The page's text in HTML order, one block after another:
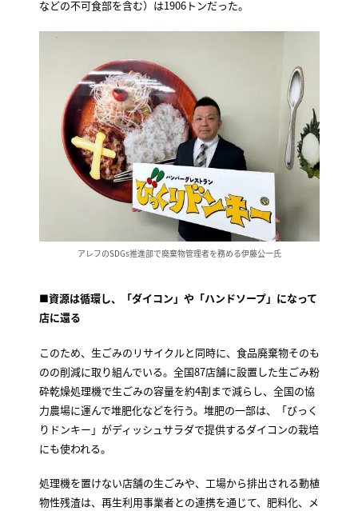
などの不可食部を含む）は1906トンだった。
アレフのSDGs推進部で廃棄物管理者を務める伊藤公一氏
■資源は循環し、「ダイコン」や「ハンドソープ」になって
店に還る
このため、生ごみのリサイクルと同時に、食品廃棄物そのも
のの削減に取り組んでいる。全国87店舗に設置した生ごみ粉
砕乾燥処理機で生ごみの容量を約4割まで減らし、全国の協
力農場に運んで堆肥化などを行う。堆肥の一部は、「びっく
りドンキー」がディッシュサラダで提供するダイコンの栽培
にも使われる。
処理機を置けない店舗の生ごみや、工場から排出される動植
物性残渣は、再生利用事業者との連携を通じて、肥料化、メ